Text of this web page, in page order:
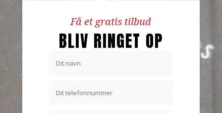
Få et gratis tilbud
BLIV RINGET OP